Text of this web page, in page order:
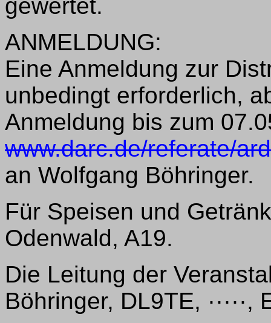
gewertet.
ANMELDUNG:
Eine Anmeldung zur
unbedingt erforderlich,
Anmeldung bis zum
www.darc.de/referate/
an Wolfgang Böhringer.
Für Speisen und
Odenwald, A19.
Die Leitung der
Böhringer, DL9TE,